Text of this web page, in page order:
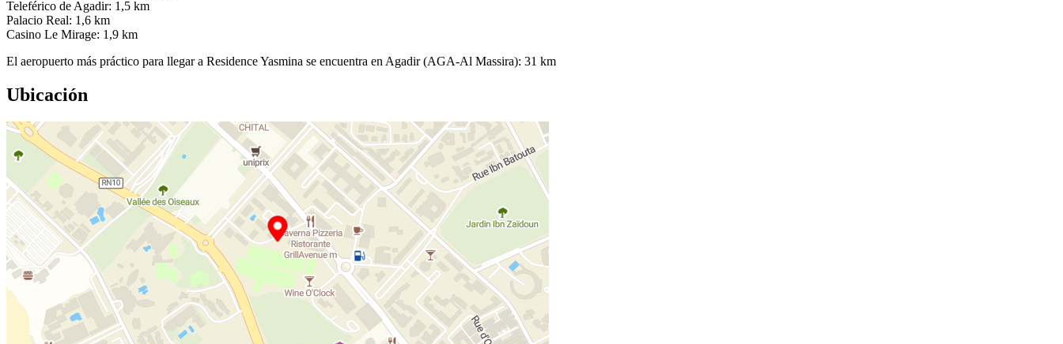
Teleférico de Agadir: 1,5 km
Palacio Real: 1,6 km
Casino Le Mirage: 1,9 km
El aeropuerto más práctico para llegar a Residence Yasmina se encuentra en Agadir (AGA-Al Massira): 31 km
Ubicación